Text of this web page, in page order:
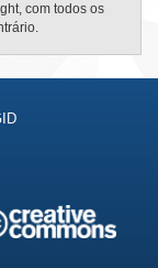
com todos os